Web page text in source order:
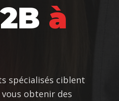
à
spécialisés ciblent
obtenir des